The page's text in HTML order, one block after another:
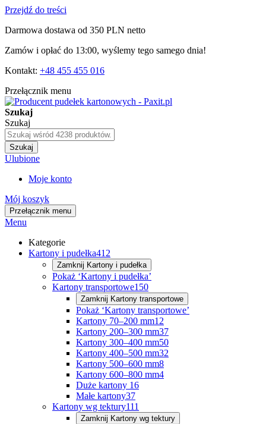
Przejdź do treści
Darmowa dostawa od 350 PLN netto
Zamów i opłać do 13:00, wyślemy tego samego dnia!
Kontakt: +48 455 455 016
Przełącznik menu
Szukaj
Szukaj
Szukaj
Ulubione
Moje konto
Mój koszyk
Przełącznik menu
Menu
Kategorie
Kartony i pudełka412
Zamknij Kartony i pudełka
Pokaż ‘Kartony i pudełka’
Kartony transportowe150
Zamknij Kartony transportowe
Pokaż ‘Kartony transportowe’
Kartony 70–200 mm12
Kartony 200–300 mm37
Kartony 300–400 mm50
Kartony 400–500 mm32
Kartony 500–600 mm8
Kartony 600–800 mm4
Duże kartony 16
Małe kartony37
Kartony wg tektury111
Zamknij Kartony wg tektury